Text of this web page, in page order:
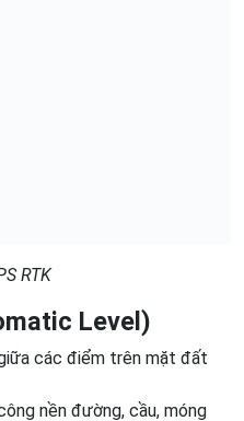
RTK
Level)
các điểm trên mặt đất
nền đường, cầu, móng